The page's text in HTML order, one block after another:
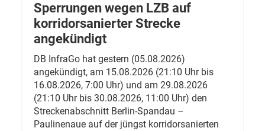
Sperrungen wegen LZB auf
korridorsanierter Strecke
angekündigt
DB InfraGo hat gestern (05.08.2026)
angekündigt, am 15.08.2026 (21:10 Uhr bis
16.08.2026, 7:00 Uhr) und am 29.08.2026
(21:10 Uhr bis 30.08.2026, 11:00 Uhr) den
Streckenabschnitt Berlin-Spandau –
Paulinenaue auf der jüngst korridorsanierten